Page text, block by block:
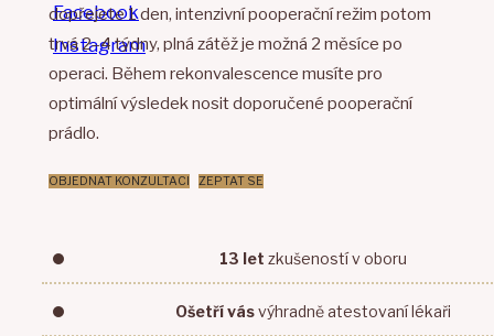
Facebook
Instagram
dopřejete 1 den, intenzivní pooperační režim potom
trvá 2–4 týdny, plná zátěž je možná 2 měsíce po
operaci. Během rekonvalescence musíte pro
optimální výsledek nosit doporučené pooperační
prádlo.
OBJEDNAT KONZULTACI ZEPTAT SE
13 let zkušenostív oboru
Ošetří vásvýhradně atestovanílékaři